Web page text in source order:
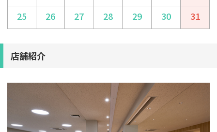
25
26 27 28 29 30 31
店舗紹介